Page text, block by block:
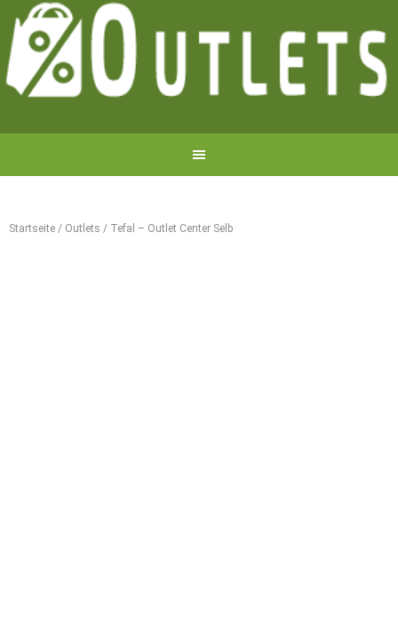
Startseite / Outlets / Tefal – Outlet Center Selb